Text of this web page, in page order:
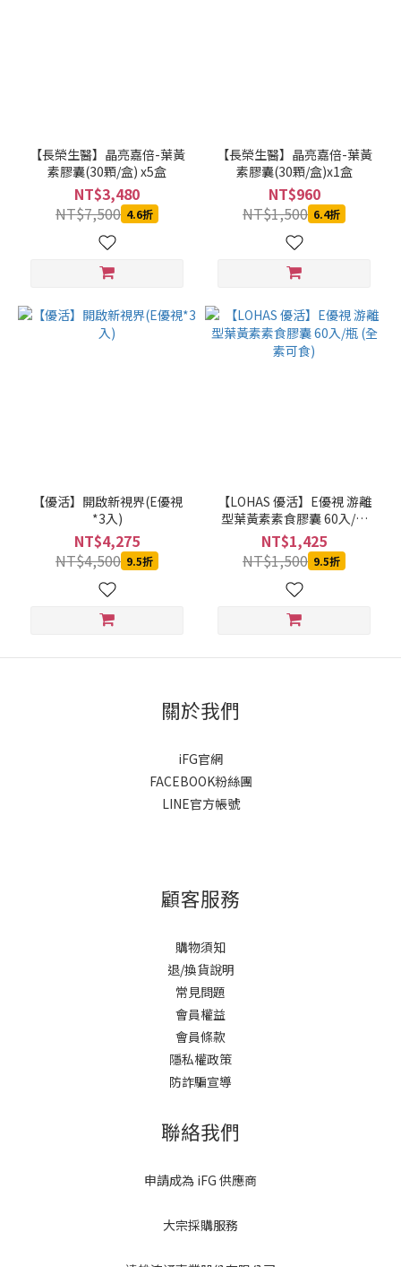
【長榮生醫】晶亮嘉倍-葉黃
素膠囊(30顆/盒) x5盒
NT$3,480
NT$7,500 4.6折
【長榮生醫】晶亮嘉倍-葉黃
素膠囊(30顆/盒)x1盒
NT$960
NT$1,500 6.4折
【優活】開啟新視界(E優視
*3入)
NT$4,275
NT$4,500 9.5折
【LOHAS 優活】E優視 游離
型葉黃素素食膠囊 60入/瓶
(全素可食)
NT$1,425
NT$1,500 9.5折
關於我們
iFG官網
FACEBOOK粉絲團
LINE官方帳號
顧客服務
購物須知
退/換貨說明
常見問題
會員權益
會員條款
隱私權政策
防詐騙宣導
聯絡我們
申請成為 iFG 供應商
大宗採購服務